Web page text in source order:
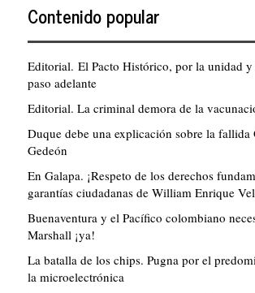
Contenido popular
Editorial. El Pacto Histórico, por la unidad
paso adelante
Editorial. La criminal demora de la
Duque debe una explicación sobre la fallida
Gedeón
En Galapa. ¡Respeto de los derechos
garantías ciudadanas de William Enrique
Buenaventura y el Pacífico colombiano
Marshall ¡ya!
La batalla de los chips. Pugna por el
la microelectrónica